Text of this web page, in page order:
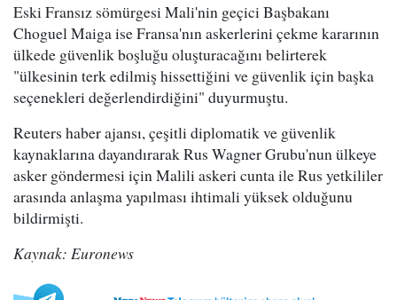
Eski Fransız sömürgesi Mali'nin geçici Başbakanı
Choguel Maiga ise Fransa'nın askerlerini çekme kararının
ülkede güvenlik boşluğu oluşturacağını belirterek
"ülkesinin terk edilmiş hissettiğini ve güvenlik için başka
seçenekleri değerlendirdiğini" duyurmuştu.
Reuters haber ajansı, çeşitli diplomatik ve güvenlik
kaynaklarına dayandırarak Rus Wagner Grubu'nun ülkeye
asker göndermesi için Malili askeri cunta ile Rus yetkililer
arasında anlaşma yapılması ihtimali yüksek olduğunu
bildirmişti.
Kaynak: Euronews